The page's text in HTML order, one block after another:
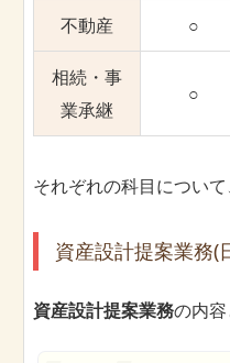
不動産 ○
相続・事
業承継
○
それぞれの科目について
資産設計提案業務(
資産設計提案業務の内